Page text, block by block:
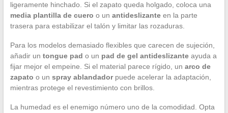
ligeramente hinchado. Si el zapato queda holgado, coloca una
media plantilla de cuero o un antideslizanteen la parte
trasera para estabilizar el talón y limitar las rozaduras.
Para los modelos demasiado flexibles que carecen de sujeción,
añadir un tongue pad o un pad de gel antideslizanteayuda a
fijar mejor el empeine. Si el material parece rígido, un arco de
zapato o un spray ablandadorpuede acelerar la adaptación,
mientras protege el revestimiento con brillos.
La humedad es el enemigo número uno de la comodidad. Opta